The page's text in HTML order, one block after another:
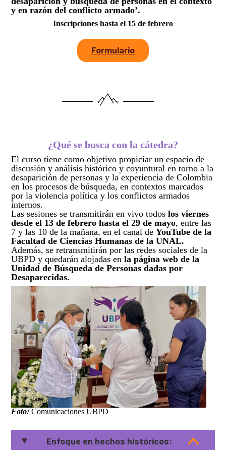
Así avanzamos
Mapa de personas buscadoras según solicitudes de
búsqueda
Generación de conocimiento para la búsqueda
y en razón del conflicto armado’.
Inscripciones hasta el 15 de febrero
Formulario
¿Qué se busca con la cátedra?
El curso tiene como objetivo propiciar un espacio de
discusión y análisis histórico y coyuntural en torno a la
desaparición de personas y la experiencia de Colombia
en los procesos de búsqueda, en contextos marcados
por la violencia política y los conflictos armados
internos.
Las sesiones se transmitirán en vivo todoslos viernes
desde el 13 de febrero hasta el 29 de mayo, entre las
7 y las 10 de la mañana, en el canal deYouTube de la
Facultad de Ciencias Humanas de la UNAL.
Además, se retransmitirán por las redes sociales de la
UBPD y quedarán alojadas enla página web de la
Unidad de Búsqueda de Personas dadas por
Desaparecidas.
Foto: Comunicaciones UBPD
Enfoque en hechos históricos: